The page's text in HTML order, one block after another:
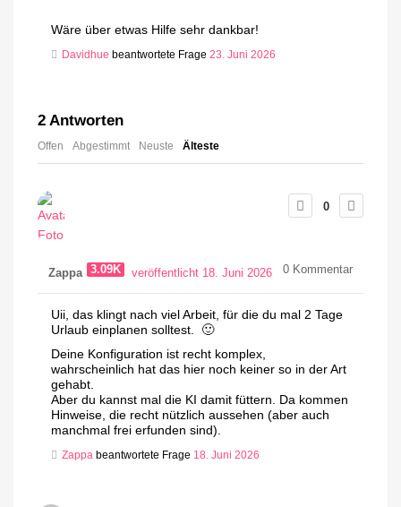
Wäre über etwas Hilfe sehr dankbar!
Davidhue beantwortete Frage 23. Juni 2026
2 Antworten
Offen Abgestimmt Neuste Älteste
0
Zappa 3.09K veröffentlicht 18. Juni 2026 0 Kommentar
Uii, das klingt nach viel Arbeit, für die du mal 2 Tage
Urlaub einplanen solltest. 🙂
Deine Konfiguration ist recht komplex,
wahrscheinlich hat das hier noch keiner so in der Art
gehabt.
Aber du kannst mal die KI damit füttern. Da kommen
Hinweise, die recht nützlich aussehen (aber auch
manchmal frei erfunden sind).
Zappa beantwortete Frage 18. Juni 2026